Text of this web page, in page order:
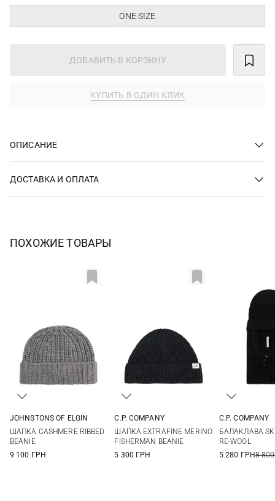
ONE SIZE
ДОБАВИТЬ В КОРЗИНУ
КУПИТЬ В ОДИН КЛИК
ОПИСАНИЕ
ДОСТАВКА И ОПЛАТА
ПОХОЖИЕ ТОВАРЫ
JOHNSTONS OF ELGIN
ШАПКА CASHMERE RIBBED
BEANIE
9 100 ГРН
C.P. COMPANY
ШАПКА EXTRAFINE MERINO
FISHERMAN BEANIE
5 300 ГРН
C.P. COMPANY
БАЛАКЛАВА
RE-WOOL
5 280 ГРН8